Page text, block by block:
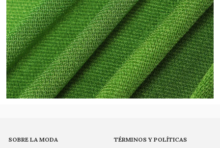
SOBRE LA MODA TÉRMINOS Y POLÍTICAS